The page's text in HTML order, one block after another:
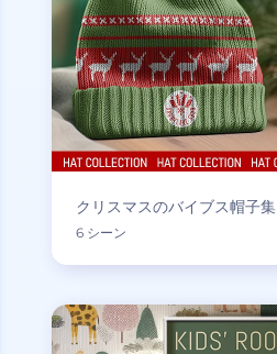
クリスマスのバイブス帽子集
6 シーン